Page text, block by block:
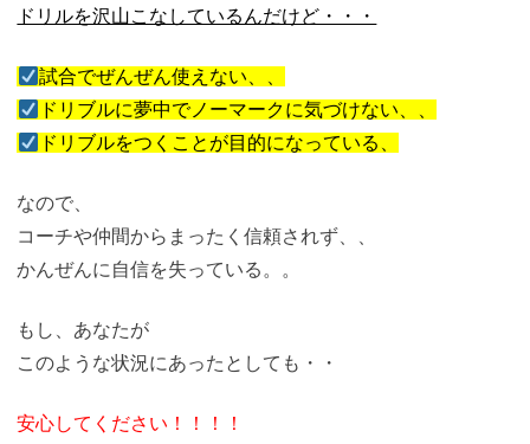
ドリルを沢山こなしているんだけど・・・
試合でぜんぜん使えない、、
ドリブルに夢中でノーマークに気づけない、、
ドリブルをつくことが目的になっている、
なので、
コーチや仲間からまったく信頼されず、、
かんぜんに自信を失っている。。
もし、あなたが
このような状況にあったとしても・・
安心してください！！！！